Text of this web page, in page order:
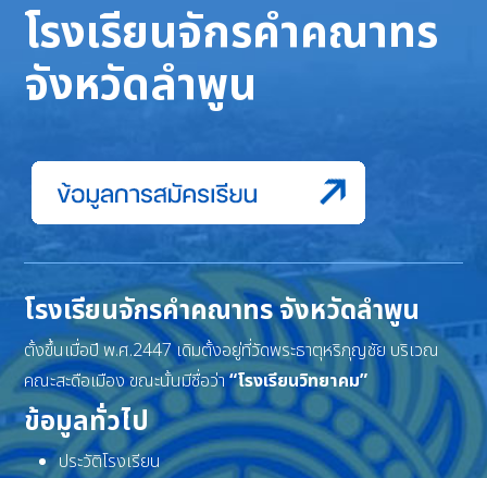
โรงเรียนจักรคำคณาทร
จังหวัดลำพูน
โรงเรียนจักรคำคณาทร จังหวัดลำพูน
ตั้งขึ้นเมื่อปี พ.ศ.2447 เดิมตั้งอยู่ที่วัดพระธาตุหริภุญชัย บริเวณ
คณะสะดือเมือง ขณะนั้นมีชื่อว่า“โรงเรียนวิทยาคม”
ข้อมูลทั่วไป
ประวัติโรงเรียน